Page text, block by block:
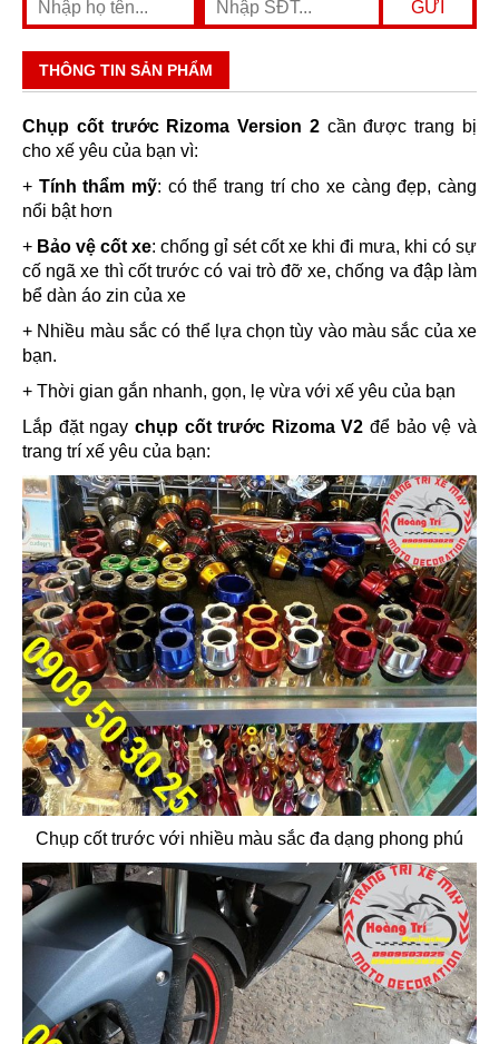
THÔNG TIN SẢN PHẨM
Chụp cốt trước Rizoma Version 2cần được trang bị
cho xế yêu của bạn vì:
+ Tính thẩm mỹ: có thể trang trí cho xe càng đẹp, càng
nổi bật hơn
+ Bảo vệ cốt xe: chống gỉ sét cốt xe khi đi mưa, khi có sự
cố ngã xe thì cốt trước có vai trò đỡ xe, chống va đập làm
bể dàn áo zin của xe
+ Nhiều màu sắc có thể lựa chọn tùy vào màu sắc của xe
bạn.
+ Thời gian gắn nhanh, gọn, lẹ vừa với xế yêu của bạn
Lắp đặt ngay chụp cốt trước Rizoma V2 để bảo vệ và
trang trí xế yêu của bạn:
Chụp cốt trước với nhiều màu sắc đa dạng phong phú